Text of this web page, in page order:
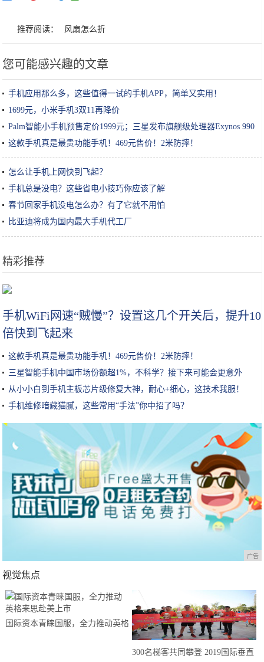
推荐阅读： 风扇怎么折
您可能感兴趣的文章
手机应用那么多，这些值得一试的手机APP，简单又实用！
1699元，小米手机3双11再降价
Palm智能小手机预售定价1999元；三星发布旗舰级处理器Exynos 990
这款手机真是最贵功能手机！469元售价！2米防摔！
怎么让手机上网快到飞起？
手机总是没电？这些省电小技巧你应该了解
春节回家手机没电怎么办？有了它就不用怕
比亚迪将成为国内最大手机代工厂
精彩推荐
手机WiFi网速“贼慢”？设置这几个开关后，提升10
倍快到飞起来
这款手机真是最贵功能手机！469元售价！2米防摔！
三星智能手机中国市场份额超1%，不科学？接下来可能会更意外
从小小白到手机主板芯片级修复大神，耐心+细心，这技术我服！
手机维修暗藏猫腻，这些常用“手法”你中招了吗？
广告
视觉焦点
国际资本青睐国服，全力推动英格
300名梯客共同攀登 2019国际垂直